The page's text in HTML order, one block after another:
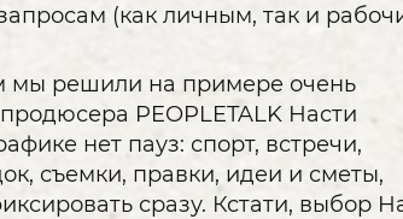
(как личным, так и
мы решили на примере очень
PEOPLETALK Насти
нет пауз: спорт, встречи,
съемки, правки, идеи и сметы,
сразу. Кстати, выбор